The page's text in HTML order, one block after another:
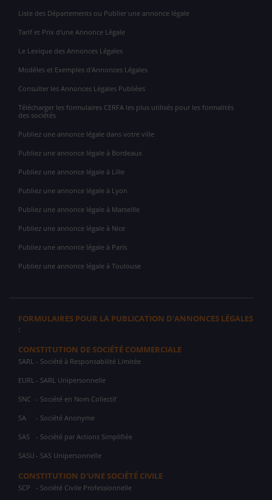
Liste des Départements ou Publier une annonce légale
Tarif et Prix d'une Annonce Légale
Le Lexique des Annonces Légales
Modèles et Exemples d'Annonces Légales
Consulter les Annonces Légales Publiées
Télécharger les formulaires CERFA les plus utilisés pour les formalités
des sociétés
Publiez une annonce légale dans votre ville
Publiez une annonce légale à Bordeaux
Publiez une annonce légale à Lille
Publiez une annonce légale à Lyon
Publiez une annonce légale à Marseille
Publiez une annonce légale à Nice
Publiez une annonce légale à Paris
Publiez une annonce légale à Toulouse
FORMULAIRES POUR LA PUBLICATION D'ANNONCES LÉGALES
:
CONSTITUTION DE SOCIÉTÉ COMMERCIALE
SARL - Société à Responsabilité Limitée
EURL - SARL Unipersonnelle
SNC - Société en Nom Collectif
SA - Société Anonyme
SAS - Société par Actions Simplifiée
SASU - SAS Unipersonnelle
CONSTITUTION D'UNE SOCIÉTÉ CIVILE
SCP - Société Civile Professionnelle